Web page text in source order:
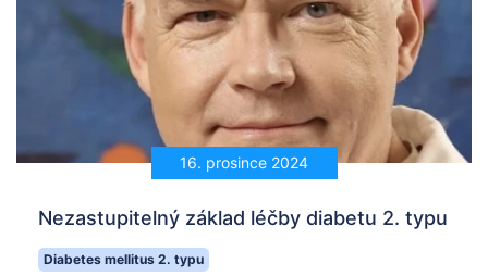
16. prosince 2024
Nezastupitelný základ léčby diabetu 2. typu
Diabetes mellitus 2. typu